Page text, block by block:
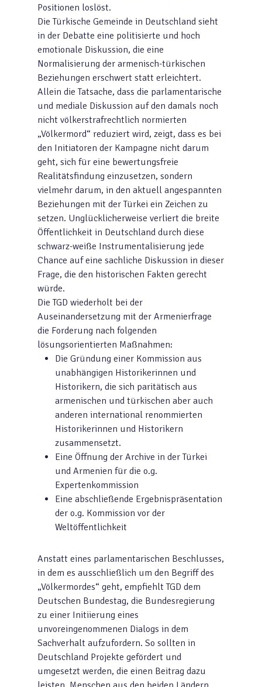
Positionen loslöst.
Die Türkische Gemeinde in Deutschland sieht
in der Debatte eine politisierte und hoch
emotionale Diskussion, die eine
Normalisierung der armenisch-türkischen
Beziehungen erschwert statt erleichtert.
Allein die Tatsache, dass die parlamentarische
und mediale Diskussion auf den damals noch
nicht völkerstrafrechtlich normierten
„Völkermord“ reduziert wird, zeigt, dass es bei
den Initiatoren der Kampagne nicht darum
geht, sich für eine bewertungsfreie
Realitätsfindung einzusetzen, sondern
vielmehr darum, in den aktuell angespannten
Beziehungen mit der Türkei ein Zeichen zu
setzen. Unglücklicherweise verliert die breite
Öffentlichkeit in Deutschland durch diese
schwarz-weiße Instrumentalisierung jede
Chance auf eine sachliche Diskussion in dieser
Frage, die den historischen Fakten gerecht
würde.
Die TGD wiederholt bei der
Auseinandersetzung mit der Armenierfrage
die Forderung nach folgenden
lösungsorientierten Maßnahmen:
Die Gründung einer Kommission aus
unabhängigen Historikerinnen und
Historikern, die sich paritätisch aus
armenischen und türkischen aber auch
anderen international renommierten
Historikerinnen und Historikern
zusammensetzt.
Eine Öffnung der Archive in der Türkei
und Armenien für die o.g.
Expertenkommission
Eine abschließende Ergebnispräsentation
der o.g. Kommission vor der
Weltöffentlichkeit
Anstatt eines parlamentarischen Beschlusses,
in dem es ausschließlich um den Begriff des
„Völkermordes“ geht, empfiehlt TGD dem
Deutschen Bundestag, die Bundesregierung
zu einer Initiierung eines
unvoreingenommenen Dialogs in dem
Sachverhalt aufzufordern. So sollten in
Deutschland Projekte gefördert und
umgesetzt werden, die einen Beitrag dazu